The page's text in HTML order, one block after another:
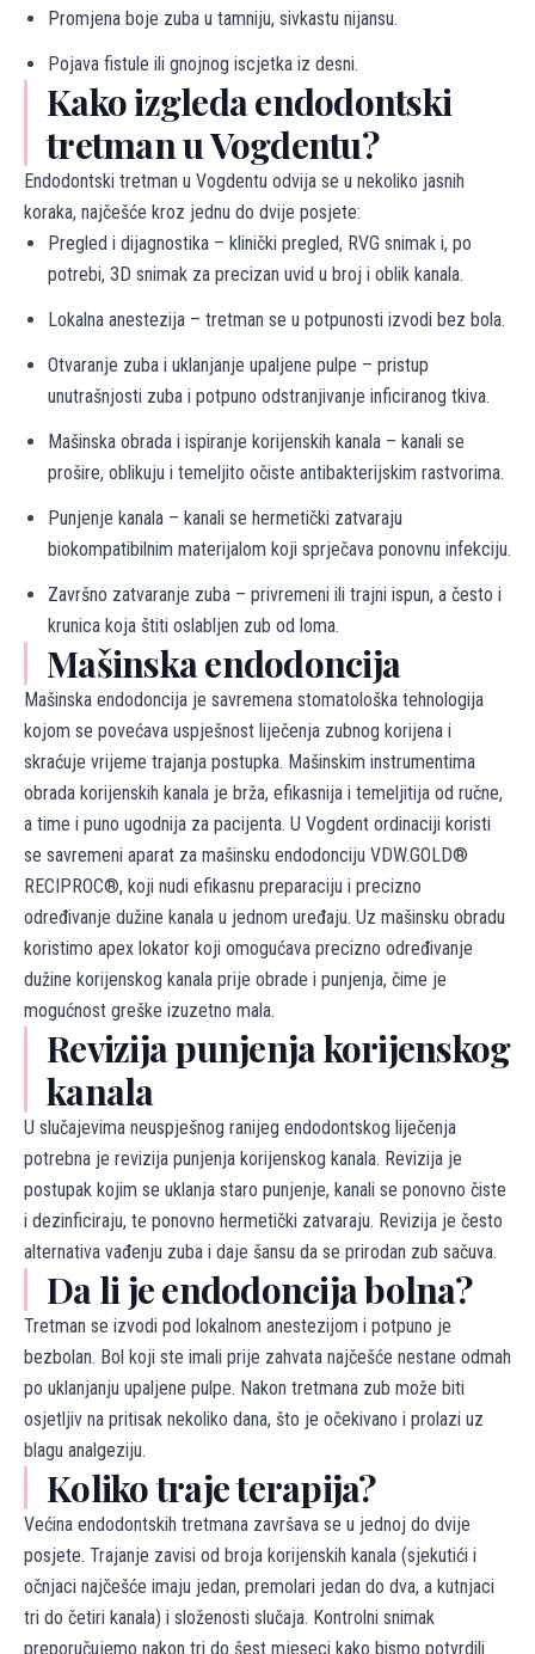
Promjena boje zuba u tamniju, sivkastu nijansu.
Pojava fistule ili gnojnog iscjetka iz desni.
Kako izgleda endodontski
tretman u Vogdentu?
Endodontski tretman u Vogdentu odvija se u nekoliko jasnih
koraka, najčešće kroz jednu do dvije posjete:
Pregled i dijagnostika – klinički pregled, RVG snimak i, po
potrebi, 3D snimak za precizan uvid u broj i oblik kanala.
Lokalna anestezija – tretman se u potpunosti izvodi bez bola.
Otvaranje zuba i uklanjanje upaljene pulpe – pristup
unutrašnjosti zuba i potpuno odstranjivanje inficiranog tkiva.
Mašinska obrada i ispiranje korijenskih kanala – kanali se
prošire, oblikuju i temeljito očiste antibakterijskim rastvorima.
Punjenje kanala – kanali se hermetički zatvaraju
biokompatibilnim materijalom koji sprječava ponovnu infekciju.
Završno zatvaranje zuba – privremeni ili trajni ispun, a često i
krunica koja štiti oslabljen zub od loma.
Mašinska endodoncija
Mašinska endodoncija je savremena stomatološka tehnologija
kojom se povećava uspješnost liječenja zubnog korijena i
skraćuje vrijeme trajanja postupka. Mašinskim instrumentima
obrada korijenskih kanala je brža, efikasnija i temeljitija od ručne,
a time i puno ugodnija za pacijenta. U Vogdent ordinaciji koristi
se savremeni aparat za mašinsku endodonciju VDW.GOLD®
RECIPROC®, koji nudi efikasnu preparaciju i precizno
određivanje dužine kanala u jednom uređaju. Uz mašinsku obradu
koristimo apex lokator koji omogućava precizno određivanje
dužine korijenskog kanala prije obrade i punjenja, čime je
mogućnost greške izuzetno mala.
Revizija punjenja korijenskog
kanala
U slučajevima neuspješnog ranijeg endodontskog liječenja
potrebna je revizija punjenja korijenskog kanala. Revizija je
postupak kojim se uklanja staro punjenje, kanali se ponovno čiste
i dezinficiraju, te ponovno hermetički zatvaraju. Revizija je često
alternativa vađenju zuba i daje šansu da se prirodan zub sačuva.
Da li je endodoncija bolna?
Tretman se izvodi pod lokalnom anestezijom i potpuno je
bezbolan. Bol koji ste imali prije zahvata najčešće nestane odmah
po uklanjanju upaljene pulpe. Nakon tretmana zub može biti
osjetljiv na pritisak nekoliko dana, što je očekivano i prolazi uz
blagu analgeziju.
Koliko traje terapija?
Većina endodontskih tretmana završava se u jednoj do dvije
posjete. Trajanje zavisi od broja korijenskih kanala (sjekutići i
očnjaci najčešće imaju jedan, premolari jedan do dva, a kutnjaci
tri do četiri kanala) i složenosti slučaja. Kontrolni snimak
preporučujemo nakon tri do šest mjeseci kako bismo potvrdili